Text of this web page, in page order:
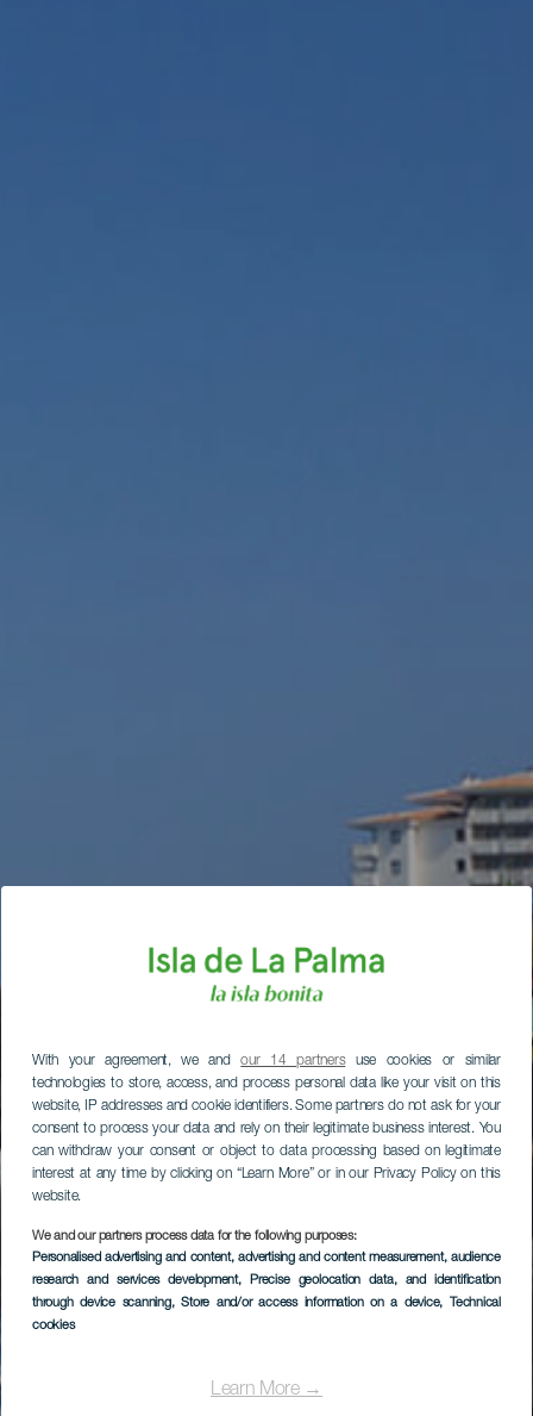
With your agreement, we andour 14 partnersuse cookies or similar
technologies to store, access, and process personal data like your visit on this
website, IP addresses and cookie identifiers. Some partners do not ask for your
consent to process your data and rely on their legitimate business interest. You
can withdraw your consent or object to data processing based on legitimate
interest at any time by clicking on “Learn More” or in our Privacy Policy on this
website.
We and our partners process data for the following purposes:
Personalised advertising and content, advertising and content measurement, audience
research and services development, Precise geolocation data, and identification
through device scanning, Store and/or access information on a device, Technical
cookies
Learn More →